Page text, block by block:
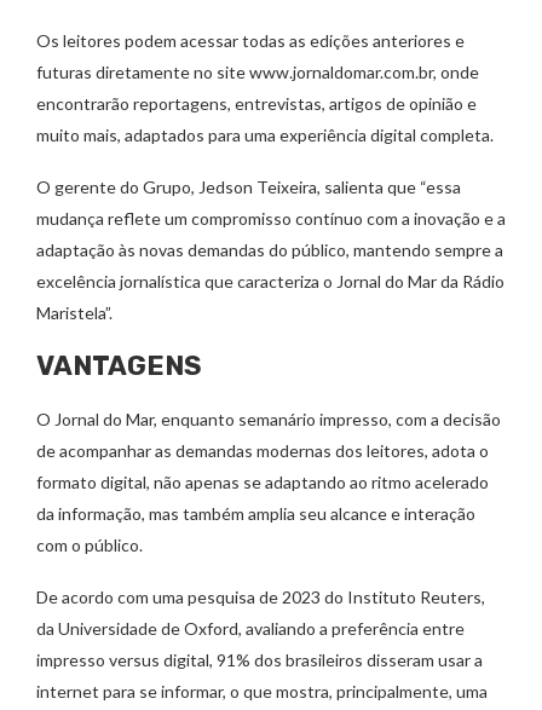
Os leitores podem acessar todas as edições anteriores e
futuras diretamente no site www.jornaldomar.com.br, onde
encontrarão reportagens, entrevistas, artigos de opinião e
muito mais, adaptados para uma experiência digital completa.
O gerente do Grupo, Jedson Teixeira, salienta que “essa
mudança reflete um compromisso contínuo com a inovação e a
adaptação às novas demandas do público, mantendo sempre a
excelência jornalística que caracteriza o Jornal do Mar da Rádio
Maristela”.
VANTAGENS
O Jornal do Mar, enquanto semanário impresso, com a decisão
de acompanhar as demandas modernas dos leitores, adota o
formato digital, não apenas se adaptando ao ritmo acelerado
da informação, mas também amplia seu alcance e interação
com o público.
De acordo com uma pesquisa de 2023 do Instituto Reuters,
da Universidade de Oxford, avaliando a preferência entre
impresso versus digital, 91% dos brasileiros disseram usar a
internet para se informar, o que mostra, principalmente, uma